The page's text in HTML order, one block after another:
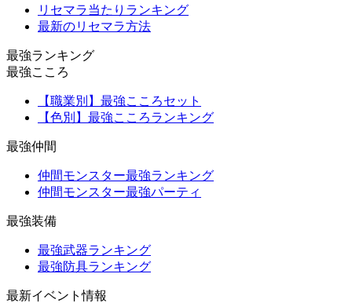
リセマラ当たりランキング
最新のリセマラ方法
最強ランキング
最強こころ
【職業別】最強こころセット
【色別】最強こころランキング
最強仲間
仲間モンスター最強ランキング
仲間モンスター最強パーティ
最強装備
最強武器ランキング
最強防具ランキング
最新イベント情報